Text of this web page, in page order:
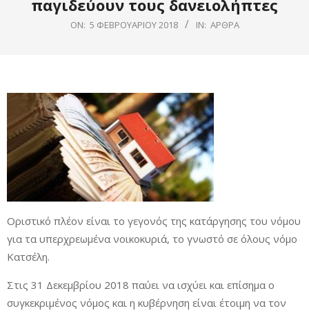
παγιδεύουν τους δανειολήπτες
ON: 5 ΦΕΒΡΟΥΑΡΊΟΥ 2018 IN: ΆΡΘΡΑ
Οριστικό πλέον είναι το γεγονός της κατάργησης του νόμου
για τα υπερχρεωμένα νοικοκυριά, το γνωστό σε όλους νόμο
Κατσέλη.
Στις 31 Δεκεμβρίου 2018 παύει να ισχύει και επίσημα ο
συγκεκριμένος νόμος και η κυβέρνηση είναι έτοιμη να τον